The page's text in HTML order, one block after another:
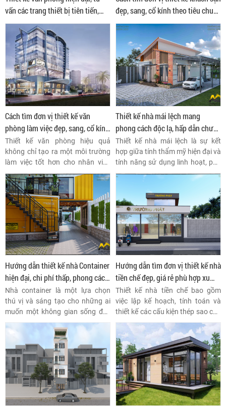
vấn các trang thiết bị tiên tiến,
hiện đại hoá
đẹp, sang, cổ kính theo tiêu chuẩn
5 sao cổ kính
Cách tìm đơn vị thiết kế văn
phòng làm việc đẹp, sang, cổ kính
đẳng cấp riêng cho Bạn
Thiết kế văn phòng hiệu quả
không chỉ tạo ra một môi trường
làm việc tốt hơn cho nhân viên
mà còn phản ánh giá trị và văn
hóa của công ty, góp phần nâng
cao năng suất và sự hài lòng của
nhân viên.
Thiết kế nhà mái lệch mang
phong cách độc lạ, hấp dẫn chưa
từng có
Thiết kế nhà mái lệch là sự kết
hợp giữa tính thẩm mỹ hiện đại và
tính năng sử dụng linh hoạt, phù
hợp cho nhiều phong cách kiến
Hướng dẫn thiết kế nhà Container
hiện đại, chi phí thấp, phong cách
tối giản
Nhà container là một lựa chọn
thú vị và sáng tạo cho những ai
muốn một không gian sống độc
đáo, bền vững và có thể tùy chỉnh
là su thể mới hiện nay để hồi sinh
Container cũ.
Hướng dẫn tìm đơn vị thiết kế nhà
tiền chế đẹp, giá rẻ phù hợp xu
thế mới
Thiết kế nhà tiền chế bao gồm
việc lập kế hoạch, tính toán và
thiết kế các cấu kiện thép sao cho
phù hợp với yêu cầu về kiến trúc
và kết cấu.